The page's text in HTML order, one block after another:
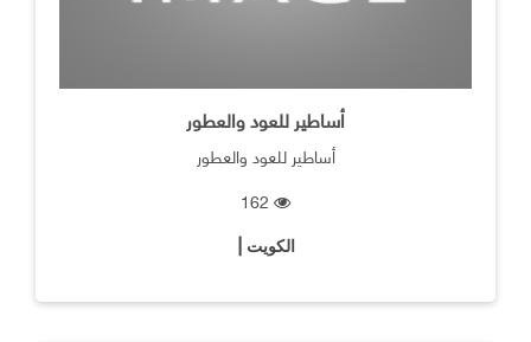
أساطير للعود والعطور
أساطير للعود والعطور
الكويت |